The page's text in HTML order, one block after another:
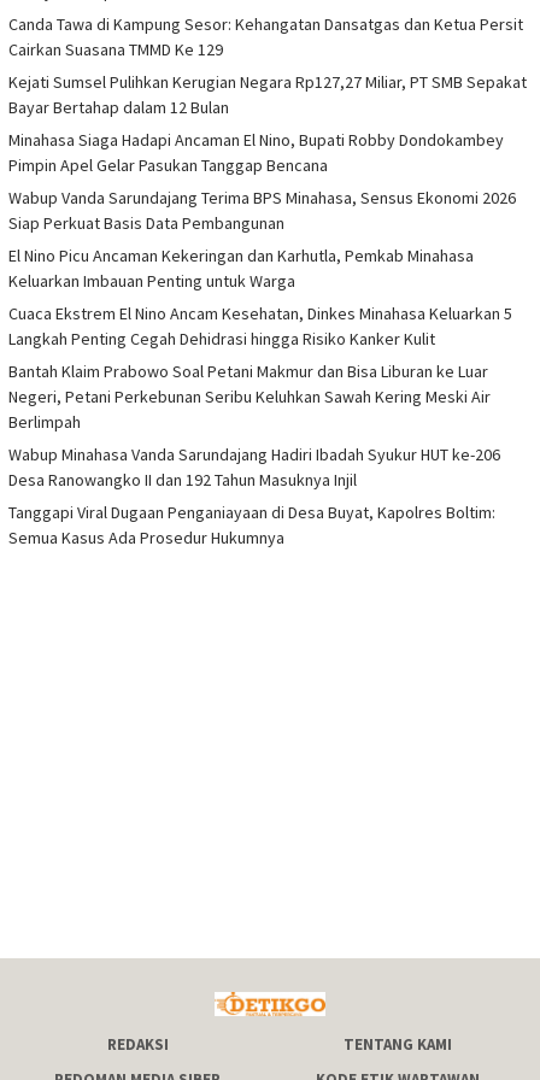
Canda Tawa di Kampung Sesor: Kehangatan Dansatgas dan Ketua Persit
Cairkan Suasana TMMD Ke 129
Kejati Sumsel Pulihkan Kerugian Negara Rp127,27 Miliar, PT SMB Sepakat
Bayar Bertahap dalam 12 Bulan
Minahasa Siaga Hadapi Ancaman El Nino, Bupati Robby Dondokambey
Pimpin Apel Gelar Pasukan Tanggap Bencana
Wabup Vanda Sarundajang Terima BPS Minahasa, Sensus Ekonomi 2026
Siap Perkuat Basis Data Pembangunan
El Nino Picu Ancaman Kekeringan dan Karhutla, Pemkab Minahasa
Keluarkan Imbauan Penting untuk Warga
Cuaca Ekstrem El Nino Ancam Kesehatan, Dinkes Minahasa Keluarkan 5
Langkah Penting Cegah Dehidrasi hingga Risiko Kanker Kulit
Bantah Klaim Prabowo Soal Petani Makmur dan Bisa Liburan ke Luar
Negeri, Petani Perkebunan Seribu Keluhkan Sawah Kering Meski Air
Berlimpah
Wabup Minahasa Vanda Sarundajang Hadiri Ibadah Syukur HUT ke-206
Desa Ranowangko II dan 192 Tahun Masuknya Injil
Tanggapi Viral Dugaan Penganiayaan di Desa Buyat, Kapolres Boltim:
Semua Kasus Ada Prosedur Hukumnya
REDAKSI
TENTANG KAMI